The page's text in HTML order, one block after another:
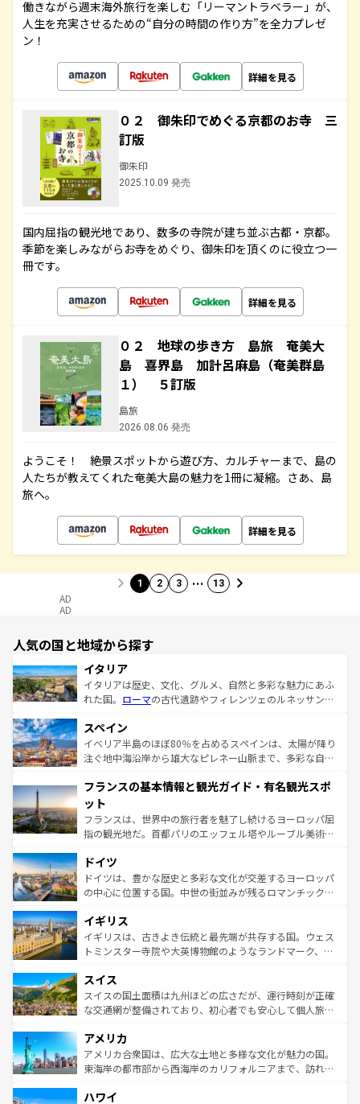
働きながら週末海外旅行を楽しむ「リーマントラベラー」が、
人生を充実させるための“自分の時間の作り方”を全力プレゼ
ン！
詳細を見る
０２ 御朱印でめぐる京都のお寺 三
訂版
御朱印
2025.10.09 発売
国内屈指の観光地であり、数多の寺院が建ち並ぶ古都・京都。
季節を楽しみながらお寺をめぐり、御朱印を頂くのに役立つ一
冊です。
詳細を見る
０２ 地球の歩き方 島旅 奄美大
島 喜界島 加計呂麻島（奄美群島
１） ５訂版
島旅
2026.08.06 発売
ようこそ！ 絶景スポットから遊び方、カルチャーまで、島の
人たちが教えてくれた奄美大島の魅力を1冊に凝縮。さあ、島
旅へ。
詳細を見る
1 2 3 … 13
AD
AD
人気の国と地域から探す
イタリア
イタリアは歴史、文化、グルメ、自然と多彩な魅力にあふ
れた国。 ローマの古代遺跡やフィレンツェのルネッサンス
ろん、トスカーナの美しい田園風景やアマルフィ海岸の絶
景など、自然景観も見逃せない。観光の合間には、本場の
ピザやパスタなど、絶品のイタリア料理を堪能することも
ませてくれるイタリアで、忘れられない旅をしてみよう！
なお、新着のイタリア情報は
しい。
スペイン
イベリア半島のほぼ80％を占めるスペインは、太陽が降り
注ぐ地中海沿岸から雄大なピレネー山脈まで、多彩な自然
文化が根付くこの国では、情熱的なフラメンコ、熱気あふ
れる闘牛、そして美味しいタパスが生活の一部となってい
る。首都マドリードの洗練された雰囲気や、バルセロナの
アートに溢れた街角から、地方では古代ローマ遺跡や中世
せる。地方によって風土や気候が異なるスペインはその個
性で訪れる人を魅了する。 なお、新着のスペイン情報は コ
ンテンツ一覧を参照してほしい。
フランスの基本情報と観光ガイド・有名観光スポ
ット
フランスは、世界中の旅行者を魅了し続けるヨーロッパ屈
指の観光地だ。首都パリのエッフェル塔やルーブル美術館
で、幅広い魅力が詰まっている。華麗な宮殿、歴史的な大
聖堂、美しいビーチ、そして豊かな自然が、訪れる者を心
から魅了する。また、フランスは美食の国としても知ら
いる。シャンパンの発祥地であるランス、プロヴァンスの
香り高いラベンダー畑など、多彩な楽しみ方が可能だ。さ
らに、パリ以外の地域にも魅力が溢れており、どの街角に
れる地方に足を運ぶとそれぞれで全く異なる文化を体験で
きるだろう。 なお、新着のフランス情報はコンテンツ一覧
を参照してほしい。
ドイツ
ドイツは、豊かな歴史と多彩な文化が交差するヨーロッパ
の中心に位置する国。中世の街並みが残るロマンチック街
顔を持つこの国は、どこを歩いても飽きることがない。ベ
ルリンの文化的活気、バイエルン州のアルプスの絶景、そ
してライン川沿いのワイン畑といった風景は必見。ビール
は、お酒好きな人にはぜひ体験してほしい。 なお、新着の
ドイツ情報はコンテンツ一覧を参照してほしい。
イギリス
イギリスは、古きよき伝統と最先端が共存する国。ウェス
トミンスター寺院や大英博物館のようなランドマーク、歴
リアごとに異なる魅力がある。また、優雅なアフタヌーン
ティー、ビール好きにはたまらない英国パブ、サッカー観
戦など、本場だからこそできる体験も豊富。イギリスを旅
ンツ一覧を参照してほしい。
スイス
スイスの国土面積は九州ほどの広さだが、運行時刻が正確
な交通網が整備されており、初心者でも安心して個人旅行
の建物がそのまま残る町や、スイスならではのユニークな
博物館もあり、アルプス観光だけでなく町歩きも満喫する
ことができる。国民の所得が高いため物価も高いが、旅行
ば市内交通費無料で観光を楽しむこともできる。 なお、新
アメリカ
アメリカ合衆国は、広大な土地と多様な文化が魅力の国。
東海岸の都市部から西海岸のカリフォルニアまで、訪れる
のような巨大都市は、観光、ショッピング、エンターテイ
ハワイ